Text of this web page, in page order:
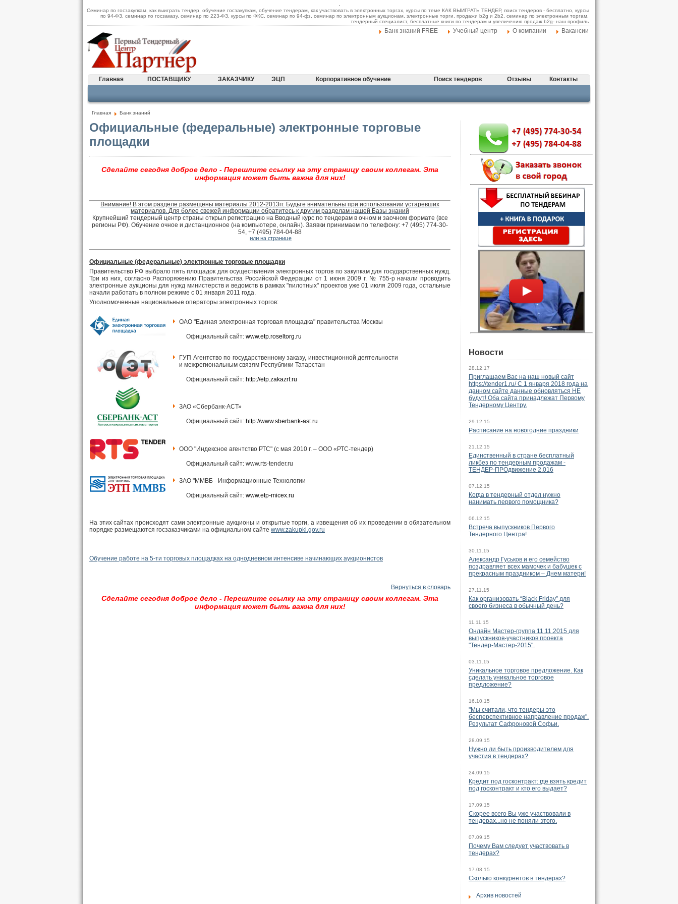
.
Семинар по госзакупкам, как выиграть тендер, обучение госзакупкам, обучение тендерам, как участвовать в электронных торгах, курсы по теме КАК ВЫИГРАТЬ ТЕНДЕР, поиск тендеров - бесплатно, курсы
по 94-ФЗ, семинар по госзаказу, семинар по 223-ФЗ, курсы по ФКС, семинар по 94-фз, семинар по электронным аукционам, электронные торги, продажи b2g и 2b2, семинар по электронным торгам,
тендерный специалист, бесплатные книги по тендерам и увеличению продаж b2g- наш профиль
Банк знаний FREE Учебный центр О компании Вакансии
Главная ПОСТАВЩИКУ ЗАКАЗЧИКУ ЭЦП Корпоративное обучение Поиск тендеров Отзывы Контакты
Главная Банк знаний
Официальные (федеральные) электронные торговые
площадки
Сделайте сегодня доброе дело - Перешлите ссылку на эту страницу своим коллегам. Эта
информация может быть важна для них!
Внимание! В этом разделе размещены материалы 2012-2013гг. Будьте внимательны при использовании устаревших
материалов. Для более свежей информации обратитесь к другим разделам нашей Базы знаний
Крупнейший тендерный центр страны открыл регистрацию на Вводный курс по тендерам в очном и заочном формате (все
регионы РФ). Обучение очное и дистанционное (на компьютере, онлайн). Заявки принимаем по телефону: +7 (495) 774-30-
54, +7 (495) 784-04-88
или на странице
Официальные (федеральные) электронные торговые площадки
Правительство РФ выбрало пять площадок для осуществления электронных торгов по закупкам для государственных нужд.
Три из них, согласно Распоряжению Правительства Российской Федерации от 1 июня 2009 г. № 755-р начали проводить
электронные аукционы для нужд министерств и ведомств в рамках "пилотных" проектов уже 01 июля 2009 года, остальные
начали работать в полном режиме с 01 января 2011 года.
Уполномоченные национальные операторы электронных торгов:
ОАО "Единая электронная торговая площадка" правительства Москвы
Официальный сайт: www.etp.roseltorg.ru
ГУП Агентство по государственному заказу, инвестиционной деятельности
и межрегиональным связям Республики Татарстан
Официальный сайт: http://etp.zakazrf.ru
ЗАО «Сбербанк-АСТ»
Официальный сайт: http://www.sberbank-ast.ru
ООО "Индексное агентство РТС" (с мая 2010 г. – ООО «РТС-тендер)
Официальный сайт: www.rts-tender.ru
ЗАО "ММВБ - Информационные Технологии
Официальный сайт: www.etp-micex.ru
На этих сайтах происходят сами электронные аукционы и открытые торги, а извещения об их проведении в обязательном
порядке размещаются госзаказчиками на официальном сайте www.zakupki.gov.ru
Обучение работе на 5-ти торговых площадках на однодневном интенсиве начинающих аукционистов
Вернуться в словарь
Сделайте сегодня доброе дело - Перешлите ссылку на эту страницу своим коллегам. Эта
информация может быть важна для них!
Новости
28.12.17
Приглашаем Вас на наш новый сайт
https://tender1.ru/ C 1 января 2018 года на
данном сайте данные обновляться НЕ
будут! Оба сайта принадлежат Первому
Тендерному Центру.
29.12.15
Расписание на новогодние праздники
21.12.15
Единственный в стране бесплатный
ликбез по тендерным продажам -
ТЕНДЕР-ПРОдвижение 2.016
07.12.15
Когда в тендерный отдел нужно
нанимать первого помощника?
06.12.15
Встреча выпускников Первого
Тендерного Центра!
30.11.15
Александр Гуськов и его семейство
поздравляет всех мамочек и бабушек с
прекрасным праздником – Днем матери!
27.11.15
Как организовать “Black Friday” для
своего бизнеса в обычный день?
11.11.15
Онлайн Мастер-группа 11.11.2015 для
выпускников-участников проекта
"Тендер-Мастер-2015".
03.11.15
Уникальное торговое предложение. Как
сделать уникальное торговое
предложение?
16.10.15
"Мы считали, что тендеры это
бесперспективное направление продаж".
Результат Сафроновой Софьи.
28.09.15
Нужно ли быть производителем для
участия в тендерах?
24.09.15
Кредит под госконтракт: где взять кредит
под госконтракт и кто его выдает?
17.09.15
Скорее всего Вы уже участвовали в
тендерах...но не поняли этого.
07.09.15
Почему Вам следует участвовать в
тендерах?
17.08.15
Сколько конкурентов в тендерах?
Архив новостей